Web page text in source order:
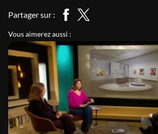
Partager sur :
Vous aimerez aussi :